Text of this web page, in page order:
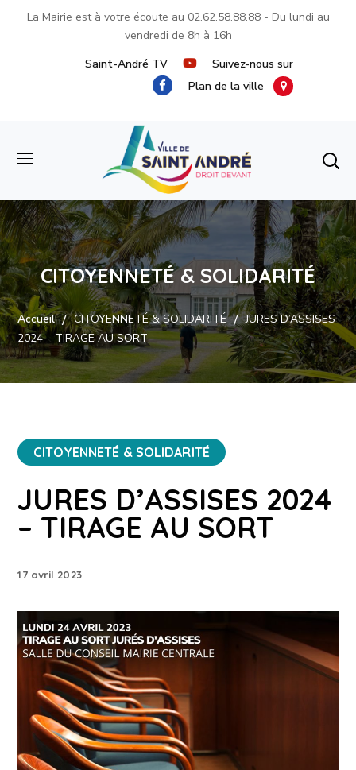
La Mairie est à votre écoute au 02.62.58.88.88- Du lundi au
vendredi de 8h à 16h
Saint-André TV
Suivez-nous sur
Plan de la ville
CITOYENNETÉ & SOLIDARITÉ
Accueil CITOYENNETÉ & SOLIDARITÉ
JURES D’ASSISES
2024 – TIRAGE AU SORT
CITOYENNETÉ & SOLIDARITÉ
JURES D’ASSISES 2024
– TIRAGE AU SORT
17 avril 2023